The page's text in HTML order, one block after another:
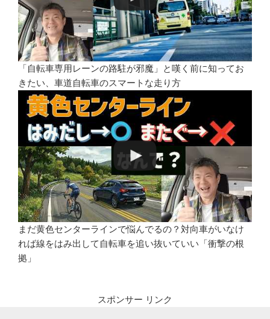
「自転車専用レーンの路駐が邪魔」と嘆く前に知ってお
きたい、車道自転車のスマートな走り方
まだ黄色センターラインで悩んでるの？対向車がいなけ
れば線をはみ出して自転車を追い抜いていい「衝撃の根
拠」
スポンサー リンク